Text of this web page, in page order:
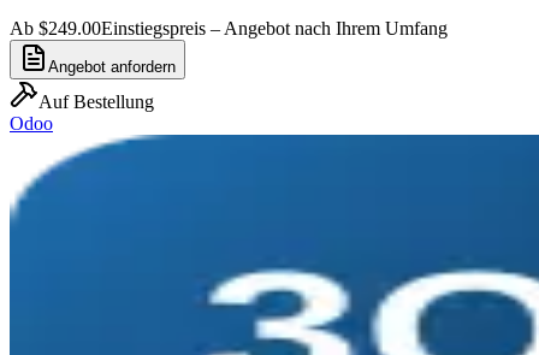
Ab $249.00Einstiegspreis – Angebot nach Ihrem Umfang
Angebot anfordern
Auf Bestellung
Odoo